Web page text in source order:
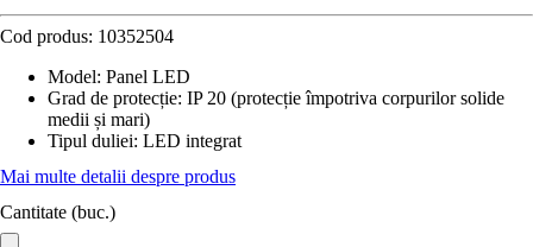
Cod produs: 10352504
Model: Panel LED
Grad de protecție: IP 20 (protecție împotriva corpurilor solide
medii și mari)
Tipul duliei: LED integrat
Mai multe detalii despre produs
Cantitate (buc.)